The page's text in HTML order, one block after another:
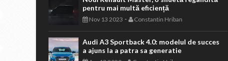
pentru mai multă eficiență
Nov 13 2023 - Constantin Hriban
Audi A3 Sportback 4.0: modelul de succes
a ajuns la a patra sa generatie